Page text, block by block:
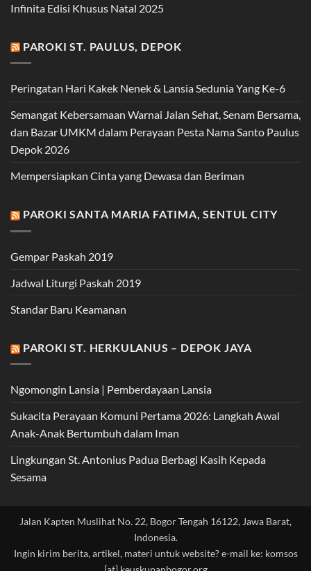
Infinita Edisi Khusus Natal 2025
PAROKI ST. PAULUS, DEPOK
Peringatan Hari Kakek Nenek & Lansia Sedunia Yang Ke-6
Semangat Kebersamaan Warnai Jalan Sehat, Senam Bersama,
dan Bazar UMKM dalam Perayaan Pesta Nama Santo Paulus
Depok 2026
Mempersiapkan Cinta yang Dewasa dan Beriman
PAROKI SANTA MARIA FATIMA, SENTUL CITY
Gempar Paskah 2019
Jadwal Liturgi Paskah 2019
Standar Baru Keamanan
PAROKI ST. HERKULANUS – DEPOK JAYA
Ngomongin Lansia | Pemberdayaan Lansia
Sukacita Perayaan Komuni Pertama 2026: Langkah Awal
Anak-Anak Bertumbuh dalam Iman
Lingkungan St. Antonius Padua Berbagi Kasih Kepada
Sesama
Jalan Kapten Muslihat No. 22, Bogor Tengah 16122, Jawa Barat,
Indonesia.
Ingin kirim berita, artikel, materi untuk website? e-mail ke: komsos